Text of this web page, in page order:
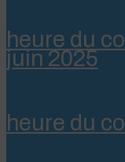
heure du
juin 2025
heure du